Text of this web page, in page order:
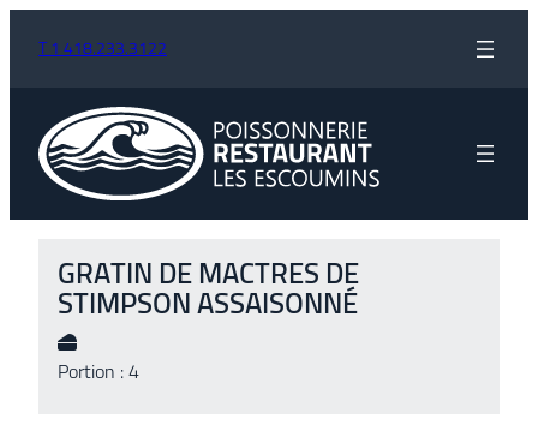
T 1 418.233.3122
GRATIN DE MACTRES DE
STIMPSON ASSAISONNÉ
Portion : 4